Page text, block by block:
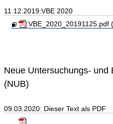
11.12.2019:VBE 2020
VBE_2020_20191125.pdf
Neue Untersuchungs- und
(NUB)
09.03.2020: Dieser Text als PDF